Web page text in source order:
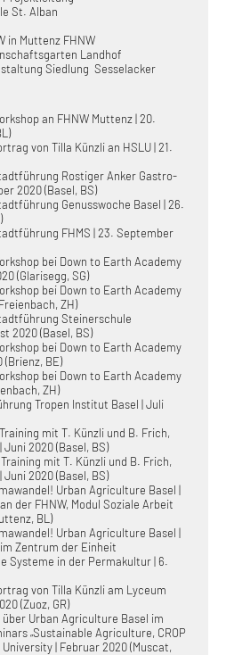
St. Alban
in Muttenz FHNW
Landhof
Siedlung Sesselacker
an FHNW Muttenz | 20.
von Tilla Künzli an HSLU | 21.
Rostiger Anker Gastro-
2020 (Basel, BS)
Genusswoche Basel | 26.
FHMS | 23. September
bei Down to Earth Academy
(Glarisegg, SG)
bei Down to Earth Academy
ZH)
Steinerschule
2020 (Basel, BS)
bei Down to Earth Academy
(Brienz, BE)
bei Down to Earth Academy
ZH)
Tropen Institut Basel | Juli
mit T. Künzli und B. Frich,
2020 (Basel, BS)
mit T. Künzli und B. Frich,
2020 (Basel, BS)
Urban Agriculture Basel |
der FHNW, Modul Soziale Arbeit
BL)
Urban Agriculture Basel |
Zentrum der Einheit
Systeme in der Permakultur | 6.
von Tilla Künzli am Lyceum
(Zuoz, GR)
Urban Agriculture Basel im
„Sustainable Agriculture, CROP
| Februar 2020 (Muscat,